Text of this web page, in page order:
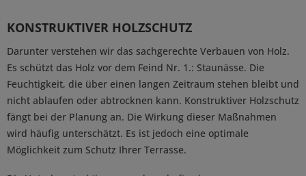
KONSTRUKTIVER HOLZSCHUTZ
Darunter verstehen wir das sachgerechte Verbauen von Holz.
Es schützt das Holz vor dem Feind Nr. 1.: Staunässe. Die
Feuchtigkeit, die über einen langen Zeitraum stehen bleibt und
nicht ablaufen oder abtrocknen kann. Konstruktiver Holzschutz
fängt bei der Planung an. Die Wirkung dieser Maßnahmen
wird häufig unterschätzt. Es ist jedoch eine optimale
Möglichkeit zum Schutz Ihrer Terrasse.